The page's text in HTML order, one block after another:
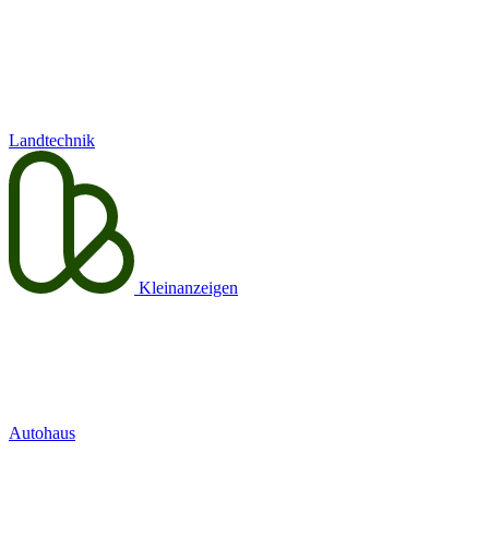
Landtechnik
Kleinanzeigen
Autohaus